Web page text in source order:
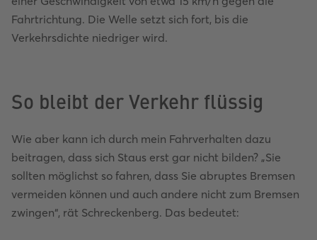
Fahrtrichtung. Die Welle setzt sich fort, bis die
Verkehrsdichte niedriger wird.
So bleibt der Verkehr flüssig
Wie aber kann ich durch mein Fahrverhalten dazu
beitragen, dass sich Staus erst gar nicht bilden? „Sie
sollten möglichst so fahren, dass Sie abruptes Bremsen
vermeiden können und auch andere nicht zum Bremsen
zwingen“, rät Schreckenberg. Das bedeutet: